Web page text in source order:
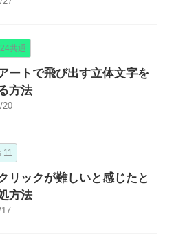
共通
ートで飛び出す立体文字を
方法
20
11
リックが難しいと感じたと
方法